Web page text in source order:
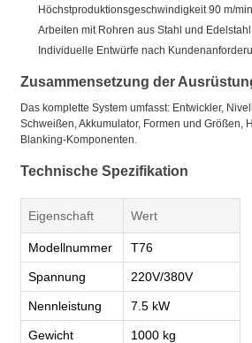
Höchstproduktionsgeschwindigkeit 90 m/min
Arbeiten mit Rohren aus Stahl und Edelstahl
Individuelle Entwürfe nach
Zusammensetzung der
Das komplette System umfasst: Entwickler,
Schweißen, Akkumulator, Formen und Größen,
Blanking-Komponenten.
Technische Spezifikation
Eigenschaft Wert
Modellnummer T76
Spannung 220V/380V
Nennleistung 7.5 kW
Gewicht 1000 kg